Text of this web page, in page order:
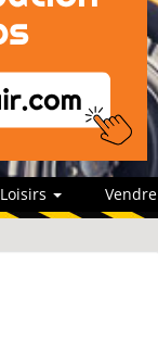
Loisirs Vendre